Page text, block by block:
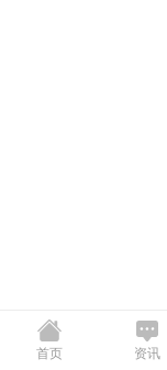
首页 资讯